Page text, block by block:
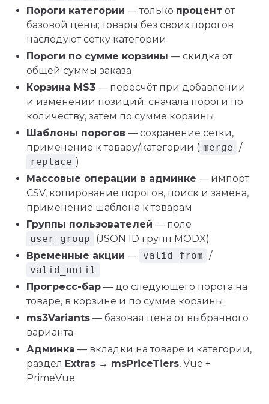
Пороги категории — только процент от
базовой цены; товары без своих порогов
наследуют сетку категории
Пороги по сумме корзины — скидка от
общей суммы заказа
Корзина MS3 — пересчёт при добавлении
и изменении позиций: сначала пороги по
количеству, затем по сумме корзины
Шаблоны порогов — сохранение сетки,
применение к товару/категории ( merge /
replace )
Массовые операции в админке — импорт
CSV, копирование порогов, поиск и замена,
применение шаблона к товарам
Группы пользователей — поле
user_group
(JSON ID групп MODX)
Временные акции — valid_from /
valid_until
Прогресс-бар — до следующего порога на
товаре, в корзине и по сумме корзины
ms3Variants — базовая цена от выбранного
варианта
Админка — вкладки на товаре и категории,
раздел Extras → msPriceTiers, Vue +
PrimeVue